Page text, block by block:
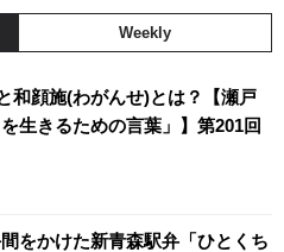
Weekly
和顔施(わがんせ)とは？【瀬戸
生きるための言葉」】第201回
をかけた新青森駅弁「ひとくち